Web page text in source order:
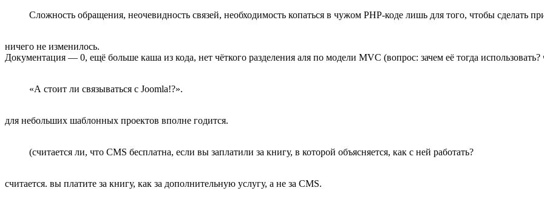
Сложность обращения, неочевидность связей, необходимость копаться в чужом PHP-коде лишь для того, чтобы сделать
ничего не изменилось.
Документация — 0, ещё больше каша из кода, нет чёткого разделения аля по модели MVC (вопрос: зачем её тогда
«А стоит ли связываться с Joomla!?».
для небольших шаблонных проектов вполне годится.
(считается ли, что CMS бесплатна, если вы заплатили за книгу, в которой объясняется, как с ней работать?
считается. вы платите за книгу, как за дополнительную услугу, а не за CMS.